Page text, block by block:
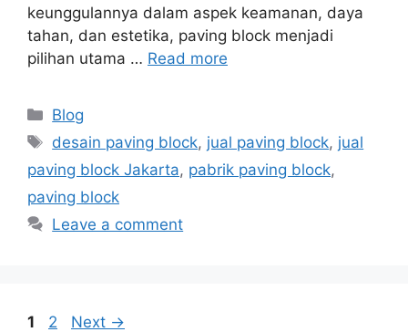
keunggulannya dalam aspek keamanan, daya
tahan, dan estetika, paving block menjadi
pilihan utama … Read more
Blog
desain paving block, jual paving block, jual
paving block Jakarta, pabrik paving block,
paving block
Leave a comment
1 2 Next →